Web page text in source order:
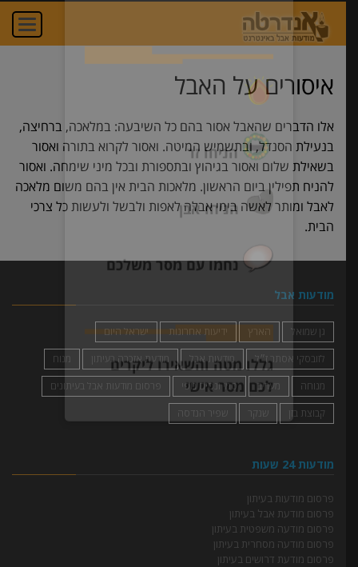
איסורים על האבל
אלו הדברים שהאבל אסור בהם כל השיבעה: במלאכה, ברחיצה,
בנעילת הסנדל, ובתשמיש המיטה. ואסור לקרוא בתורה ואסור
בשאילת שלום ואסור בגיהוץ ובתספורת ובכל מיני שימחה. ואסור
להניח תפילין ביום הראשון. מלאכות הבית אין בהם משום מלאכה
לאבל ומותר לאשה בימי אבלה לאפות ולבשל ולעשות כל צרכי
הבית.
מודעות אבל
גן שמואל הארץ ידיעות אחרונות
ישראל היום
לזובסקי אסתר ז״ל
מודעות אבל מודעת אזכרה בעיתון
מנוח
מנוחה
מעריב סמי ונסים נופי
פרסום מודעות אבל בעיתונים
קבוצת בזן
שנקר שפיר הנדסה
מודעות 24 שעות
פרסום מודעות בעיתון
פרסום מודעת אבל בעיתון
פרסום מודעה משפטית בעיתון
פרסום מודעה מסחרית בעיתון
פרסום מודעת דרושים בעיתון
חדש באתר! הוסיפו
תגובה אישית,
הדליקו נר ונחמו עם
מסר אישי שלכם!
הדליקו נר
נחמו עם מסר משלכם
לכם מסר אישי